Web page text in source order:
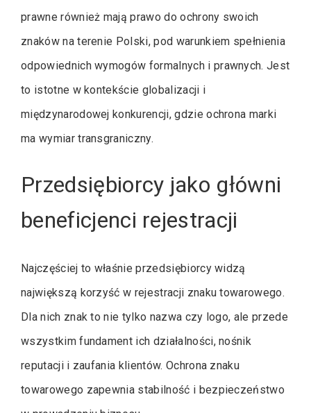
prawne również mają prawo do ochrony swoich
znaków na terenie Polski, pod warunkiem spełnienia
odpowiednich wymogów formalnych i prawnych. Jest
to istotne w kontekście globalizacji i
międzynarodowej konkurencji, gdzie ochrona marki
ma wymiar transgraniczny.
Przedsiębiorcy jako główni
beneficjenci rejestracji
Najczęściej to właśnie przedsiębiorcy widzą
największą korzyść w rejestracji znaku towarowego.
Dla nich znak to nie tylko nazwa czy logo, ale przede
wszystkim fundament ich działalności, nośnik
reputacji i zaufania klientów. Ochrona znaku
towarowego zapewnia stabilność i bezpieczeństwo